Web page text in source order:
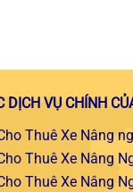
DỊCH VỤ CHÍNH
Thuê Xe Nâng
Thuê Xe Nâng
Thuê Xe Nâng